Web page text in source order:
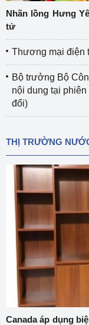
Nhãn lồng Hưng
tử
Thương mại điện
Bộ trưởng Bộ
nội dung tại
đổi)
THỊ TRƯỜNG
Canada áp dụng